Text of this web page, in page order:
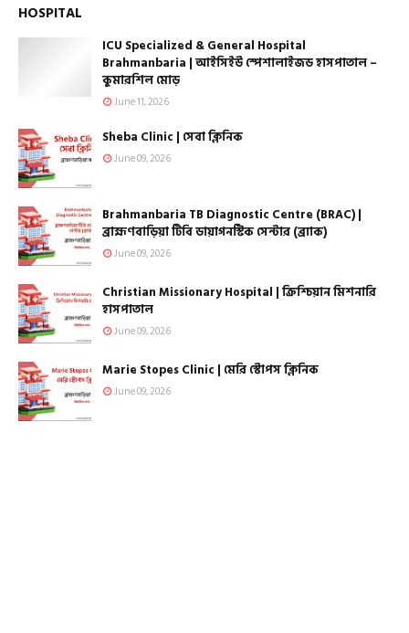
HOSPITAL
ICU Specialized & General Hospital
Brahmanbaria | আইসিইউ স্পেশালাইজড হাসপাতাল –
কুমারশিল মোড়
June 11, 2026
Sheba Clinic | সেবা ক্লিনিক
June 09, 2026
Brahmanbaria TB Diagnostic Centre (BRAC) |
ব্রাহ্মণবাড়িয়া টিবি ডায়াগনস্টিক সেন্টার (ব্র্যাক)
June 09, 2026
Christian Missionary Hospital | ক্রিশ্চিয়ান মিশনারি
হাসপাতাল
June 09, 2026
Marie Stopes Clinic | মেরি স্টোপস ক্লিনিক
June 09, 2026